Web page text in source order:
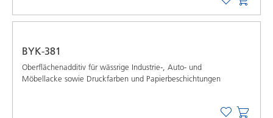
BYK-381
Oberflächenadditiv für wässrige Industrie-, Auto- und
Möbellacke sowie Druckfarben und Papierbeschichtungen